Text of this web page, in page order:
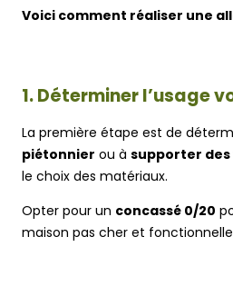
Voici comment réaliser une
1. Déterminer l’usage
La première étape est de
piétonnier ou à supporter des
le choix des matériaux.
Opter pour un concassé 0/20
maison pas cher et